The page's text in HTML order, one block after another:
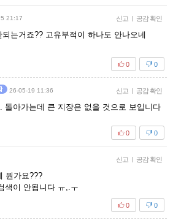
21:17 신고 | 공감 확인
는거죠?? 고유부적이 하나도 안나오네
0
0
26-05-19 11:36 신고 | 공감 확인
돌아가는데 큰 지장은 없을 것으로 보입니다
0
0
신고 | 공감 확인
뭔가요???
색이 안됩니다 ㅠ,.ㅜ
0
0